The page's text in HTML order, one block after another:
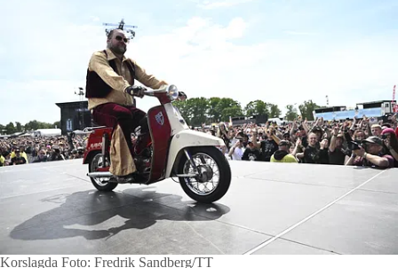
Korslagda Foto: Fredrik Sandberg/TT